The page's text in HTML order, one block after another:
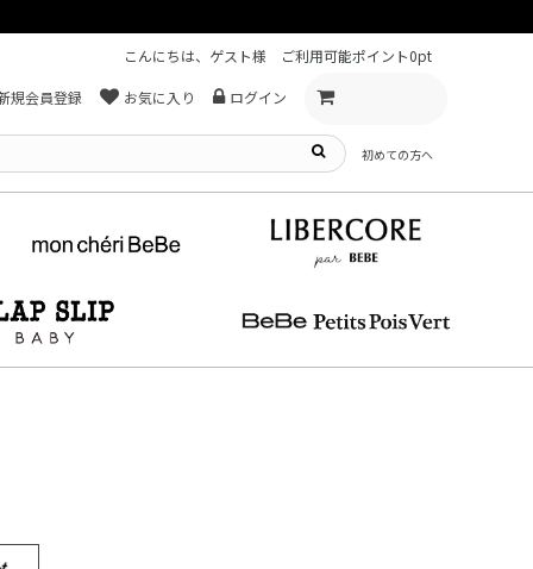
こんにちは、ゲスト様 ご利用可能ポイント0pt
規会員登録 お気に入り ログイン
初めての方へ